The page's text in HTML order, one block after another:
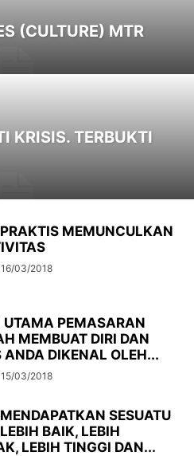
(CULTURE) MTR
KRISIS. TERBUKTI
MEMUNCULKAN
16/03/2018
UTAMA PEMASARAN
MEMBUAT DIRI DAN
ANDA DIKENAL OLEH...
15/03/2018
SESUATU
BAIK, LEBIH
LEBIH TINGGI DAN...